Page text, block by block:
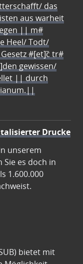
das
aus warheit
|| m#
Heel/ Todt/
#[et]c̃ tr#
gewissen/
|| durch
Drucke
unserem
es doch in
1.600.000
bietet mit